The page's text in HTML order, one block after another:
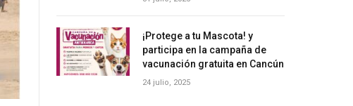
¡Protege a tu Mascota! y
participa en la campaña de
vacunación gratuita en Cancún
24 julio, 2025